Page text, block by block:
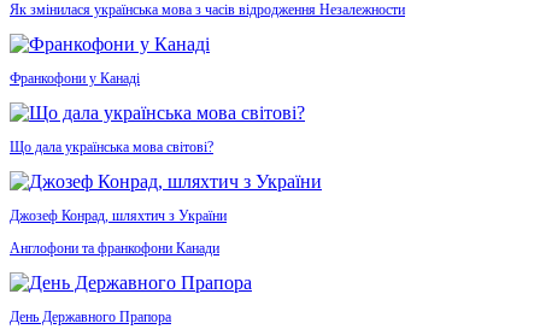
Як змінилася українська мова з часів відродження Незалежности
Франкофони у Канаді
Що дала українська мова світові?
Джозеф Конрад, шляхтич з України
Англофони та франкофони Канади
День Державного Прапора